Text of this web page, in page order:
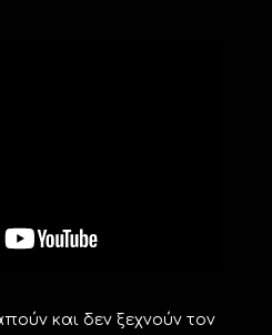
και δεν ξεχνούν τον